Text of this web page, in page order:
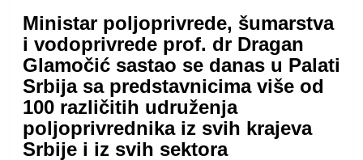
Ministar poljoprivrede, šumarstva
i vodoprivrede prof. dr Dragan
Glamočić sastao se danas u Palati
Srbija sa predstavnicima više od
100 različitih udruženja
poljoprivrednika iz svih krajeva
Srbije i iz svih sektora